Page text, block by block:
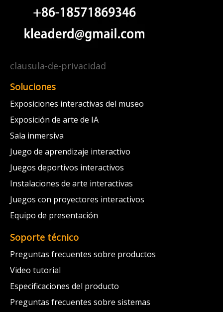
clausula-de-privacidad
Soluciones
Exposiciones interactivas del museo
Exposición de arte de IA
Sala inmersiva
Juego de aprendizaje interactivo
Juegos deportivos interactivos
Instalaciones de arte interactivas
Juegos con proyectores interactivos
Equipo de presentación
Soporte técnico
Preguntas frecuentes sobre productos
Video tutorial
Especificaciones del producto
Preguntas frecuentes sobre sistemas